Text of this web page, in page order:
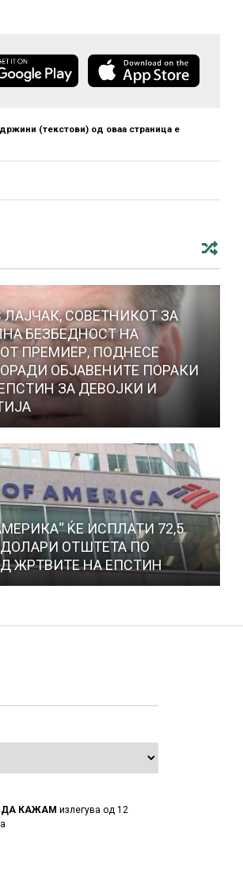
(текстови) од оваа страница е
СОВЕТНИКОТ ЗА
БЕЗБЕДНОСТ НА
ПРЕМИЕР, ПОДНЕСЕ
ОБЈАВЕНИТЕ ПОРАКИ
ЗА ДЕВОЈКИ И
ЌЕ ИСПЛАТИ 72,5
ОТШТЕТА ПО
ЖРТВИТЕ НА ЕПСТИН
КАЖАМ излегува од 12